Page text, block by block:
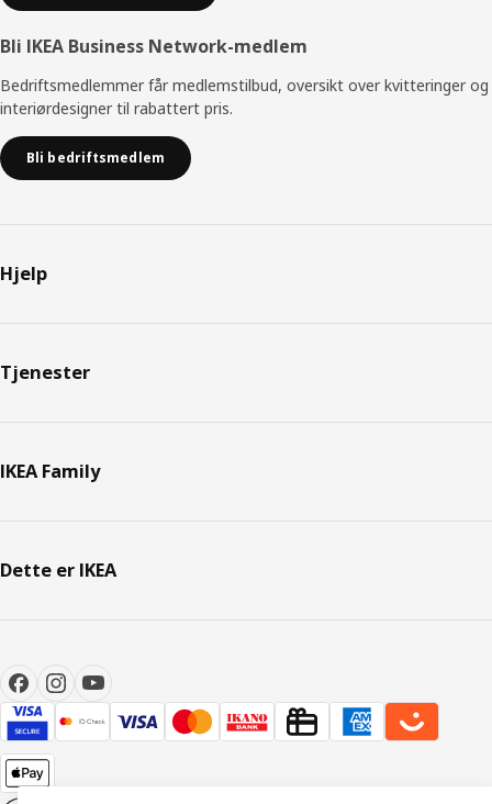
Bli IKEA Business Network-medlem
Bedriftsmedlemmer får medlemstilbud, oversikt over kvitteringer og
interiørdesigner til rabattert pris.
Bli bedriftsmedlem
Hjelp
Tjenester
IKEA Family
Dette er IKEA